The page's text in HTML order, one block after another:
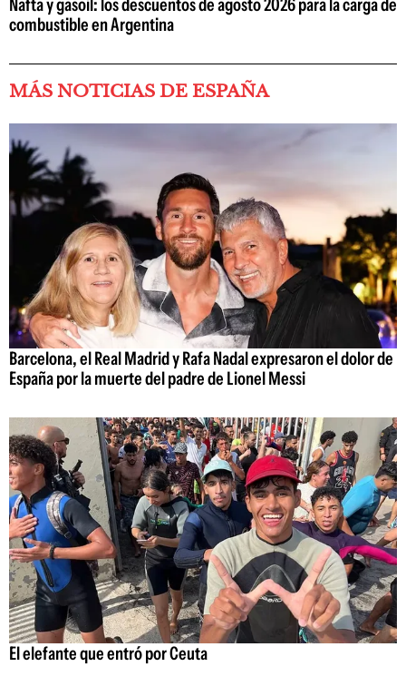
Nafta y gasoil: los descuentos de agosto 2026 para la carga de
combustible en Argentina
MÁS NOTICIAS DE ESPAÑA
Barcelona, el Real Madrid y Rafa Nadal expresaron el dolor de
España por la muerte del padre de Lionel Messi
El elefante que entró por Ceuta